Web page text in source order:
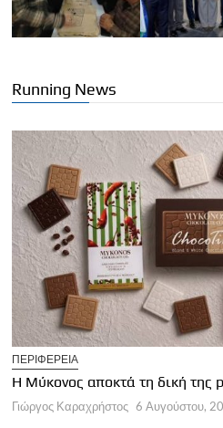
Running News
ΠΕΡΙΦΕΡΕΙΑ
Η Μύκονος αποκτά τη δική της
Γιώργος Καραχρήστος 6 Αυγούστου,